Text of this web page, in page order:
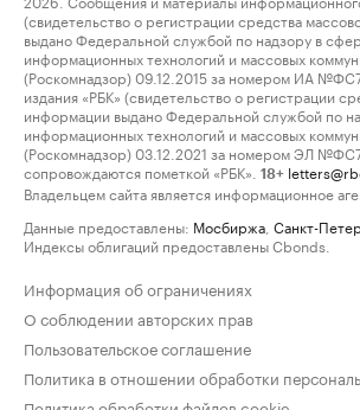
(свидетельство о регистрации средства
выдано Федеральной службой по надзору в
информационных технологий и массовых
(Роскомнадзор) 09.12.2015 за номером ИА
издания «РБК» (свидетельство о регистрации
информации выдано Федеральной службой по
информационных технологий и массовых
(Роскомнадзор) 03.12.2021 за номером ЭЛ
сопровождаются пометкой «РБК».
18+
Владельцем сайта является информационное
Данные предоставлены: Мосбиржа Санкт-
Индексы облигаций предоставлены Cbonds.
Информация об ограничениях
О соблюдении авторских прав
Пользовательское соглашение
Политика в отношении обработки